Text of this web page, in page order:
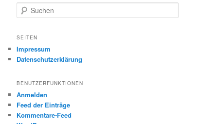
u
h
n
SEITEN
Impressum
Datenschutzerklärung
BENUTZERFUNKTIONEN
Anmelden
Feed der Einträge
Kommentare-Feed